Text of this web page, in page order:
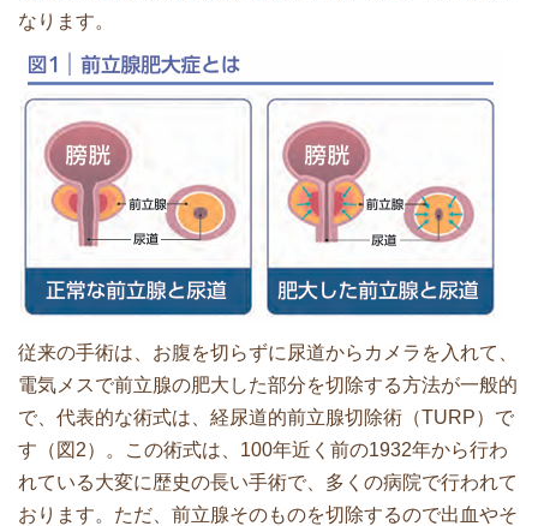
なります。
従来の手術は、お腹を切らずに尿道からカメラを入れて、
電気メスで前立腺の肥大した部分を切除する方法が一般的
で、代表的な術式は、経尿道的前立腺切除術（TURP）で
す（図2）。この術式は、100年近く前の1932年から行わ
れている大変に歴史の長い手術で、多くの病院で行われて
おります。ただ、前立腺そのものを切除するので出血やそ